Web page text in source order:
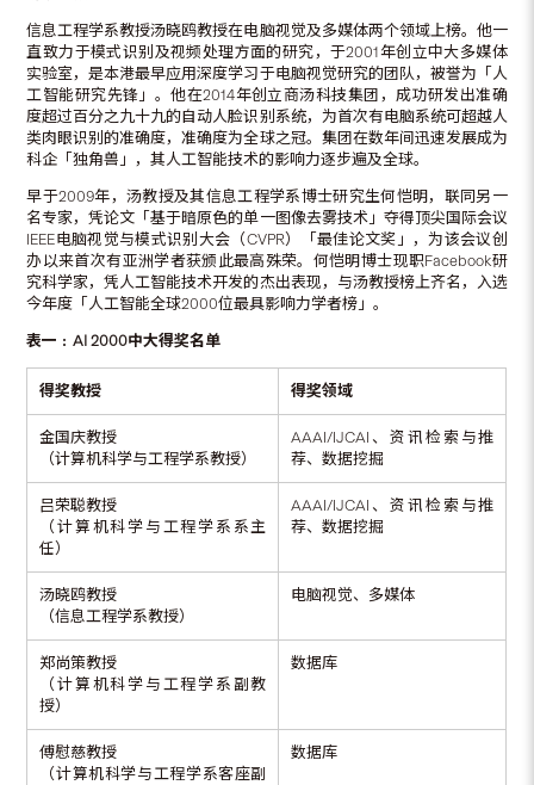
信息工程学系教授汤晓鸥教授在电脑视觉及多媒体两个领域上榜。他一
直致力于模式识别及视频处理方面的研究，于2001年创立中大多媒体
实验室，是本港最早应用深度学习于电脑视觉研究的团队，被誉为「人
工智能研究先锋」。他在2014年创立商汤科技集团，成功研发出准确
度超过百分之九十九的自动人脸识别系统，为首次有电脑系统可超越人
类肉眼识别的准确度，准确度为全球之冠。集团在数年间迅速发展成为
科企「独角兽」，其人工智能技术的影响力逐步遍及全球。
早于2009年，汤教授及其信息工程学系博士研究生何恺明，联同另一
名专家，凭论文「基于暗原色的单一图像去雾技术」夺得顶尖国际会议
IEEE电脑视觉与模式识别大会（CVPR）「最佳论文奖」，为该会议创
办以来首次有亚洲学者获颁此最高殊荣。何恺明博士现职Facebook研
究科学家，凭人工智能技术开发的杰出表现，与汤教授榜上齐名，入选
今年度「人工智能全球2000位最具影响力学者榜」。
表一﹕AI 2000中大得奖名单
得奖教授 得奖领域
金国庆教授
（计算机科学与工程学系教授）
AAAI/IJCAI、资讯检索与推
荐、数据挖掘
吕荣聪教授
（计算机科学与工程学系系主
任）
AAAI/IJCAI、资讯检索与推
荐、数据挖掘
汤晓鸥教授
（信息工程学系教授）
电脑视觉、多媒体
郑尚策教授
（计算机科学与工程学系副教
授）
数据库
傅慰慈教授
（计算机科学与工程学系客座副
数据库